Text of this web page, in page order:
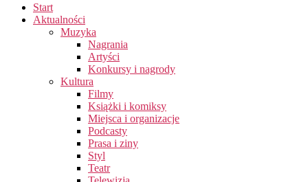
Start
Aktualności
Muzyka
Nagrania
Artyści
Konkursy i nagrody
Kultura
Filmy
Książki i komiksy
Miejsca i organizacje
Podcasty
Prasa i ziny
Styl
Teatr